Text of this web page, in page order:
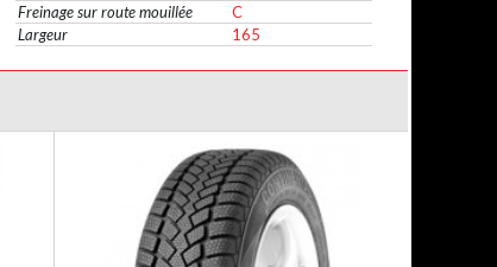
Freinage sur route mouillée
C
Largeur
165